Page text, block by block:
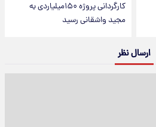
کارگردانی پروژه ۱۵۰میلیاردی به
مجید واشقانی رسید
ارسال نظر